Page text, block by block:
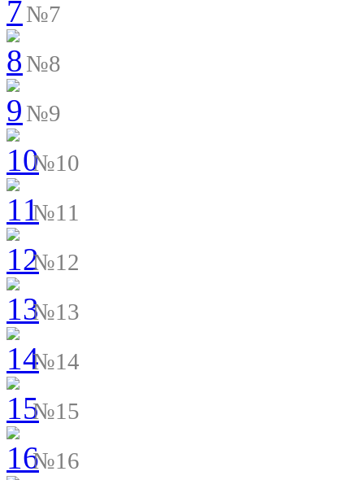
№7
№8
№9
№10
№11
№12
№13
№14
№15
№16